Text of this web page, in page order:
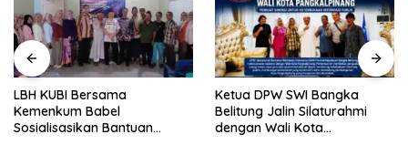
Ketua DPW SWI Bangka
Belitung Jalin Silaturahmi
dengan Wali Kota
LBH KUBI Gelar Penyuluhan
Hukum di Balunijuk,
Tekankan Hak Masyarakat